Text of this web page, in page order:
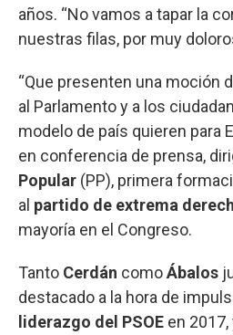
años. “No vamos a tapar la
nuestras filas, por muy
“Que presenten una moción
al Parlamento y a los
modelo de país quieren para
en conferencia de prensa,
Popular (PP), primera
al partido de extrema
mayoría en el Congreso.
Tanto Cerdán comoÁbalos
destacado a la hora de
liderazgo del PSOE en 2017,